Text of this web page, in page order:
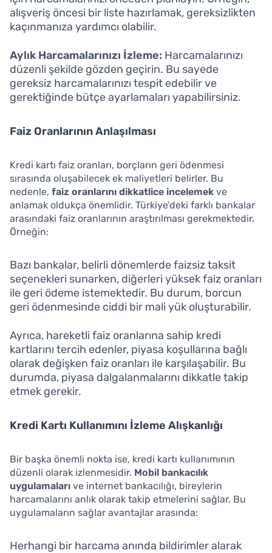
alışveriş öncesi bir liste hazırlamak, gereksizlikten
kaçınmanıza yardımcı olabilir.
Aylık Harcamalarınızı İzleme: Harcamalarınızı
düzenli şekilde gözden geçirin. Bu sayede
gereksiz harcamalarınızı tespit edebilir ve
gerektiğinde bütçe ayarlamaları yapabilirsiniz.
Faiz Oranlarının Anlaşılması
Kredi kartı faiz oranları, borçların geri ödenmesi
sırasında oluşabilecek ek maliyetleri belirler. Bu
nedenle, faiz oranlarını dikkatlice incelemek ve
anlamak oldukça önemlidir. Türkiye’deki farklı bankalar
arasındaki faiz oranlarının araştırılması gerekmektedir.
Örneğin:
Bazı bankalar, belirli dönemlerde faizsiz taksit
seçenekleri sunarken, diğerleri yüksek faiz oranları
ile geri ödeme istemektedir. Bu durum, borcun
geri ödenmesinde ciddi bir mali yük oluşturabilir.
Ayrıca, hareketli faiz oranlarına sahip kredi
kartlarını tercih edenler, piyasa koşullarına bağlı
olarak değişken faiz oranları ile karşılaşabilir. Bu
durumda, piyasa dalgalanmalarını dikkatle takip
etmek gerekir.
Kredi Kartı Kullanımını İzleme Alışkanlığı
Bir başka önemli nokta ise, kredi kartı kullanımının
düzenli olarak izlenmesidir. Mobil bankacılık
uygulamaları ve internet bankacılığı, bireylerin
harcamalarını anlık olarak takip etmelerini sağlar. Bu
uygulamaların sağlar avantajlar arasında:
Herhangi bir harcama anında bildirimler alarak